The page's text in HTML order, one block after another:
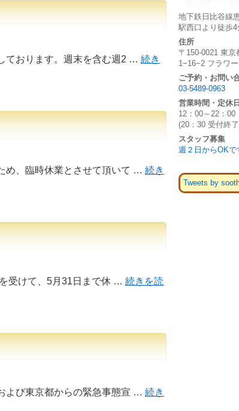
ております。週末を含む週2 … 続き
め、臨時休業とさせて頂いて … 続き
受けて、5月31日まで休 … 続きを読
よび東京都からの緊急事態宣 … 続き
地下鉄日比谷線
駅西口より徒歩4
住所
〒150-0021 東
1−16−2 フラワ
ご予約・お問い
03-5489-0963
営業時間・定休日
12：00～22：00
(20：30 受付終
スタッフ募集
週２日からOKで
Tweets by